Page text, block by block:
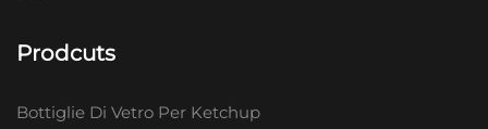
Prodcuts
Bottiglie Di Vetro Per Ketchup